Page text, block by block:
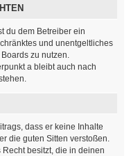
du dem Betreiber ein
und unentgeltliches
zu nutzen.
a bleibt auch nach
dass er keine Inhalte
die guten Sitten verstoßen.
besitzt, die in deinen